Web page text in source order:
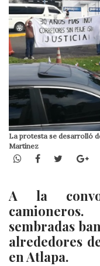
La protesta se desarrolló
Martínez
WhatsApp
Facebook
Twitter
A la
sembradas
alrededores
en Atlapa.